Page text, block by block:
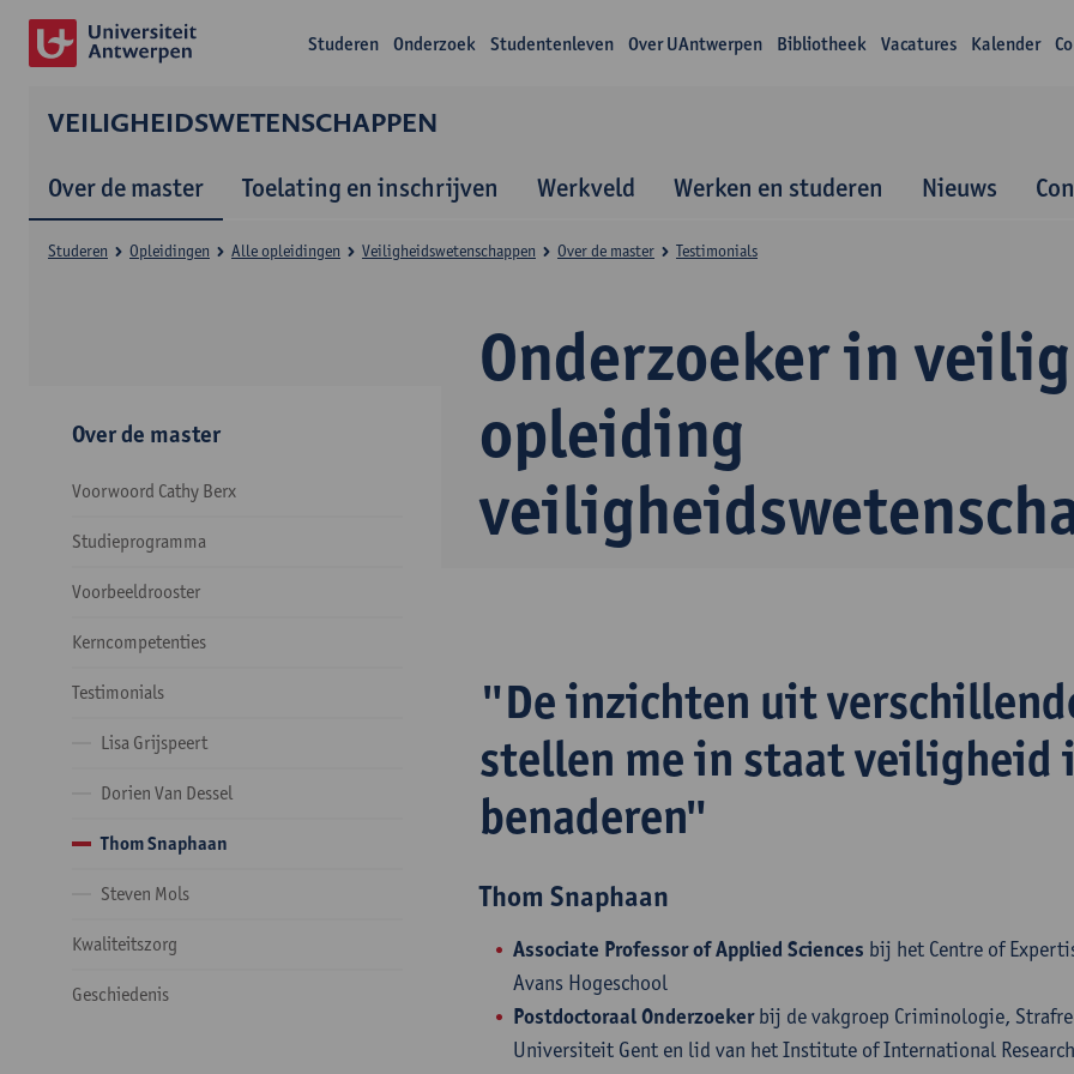
Studeren Onderzoek Studentenleven Over UAntwerpen Bibliotheek Vacatures Kalender
VEILIGHEIDSWETENSCHAPPEN
Over de master Toelating en inschrijven Werkveld Werken en studeren Nieuws
Onderzoeker in
opleiding
Studeren Opleidingen Alle opleidingen Veiligheidswetenschappen Over de master Testimonials
Over de master
Voorwoord Cathy Berx
Studieprogramma
Voorbeeldrooster
Kerncompetenties
Testimonials
Lisa Grijspeert
Dorien Van Dessel
Thom Snaphaan
Steven Mols
Kwaliteitszorg
Geschiedenis
"De inzichten uit
stellen me in staat veiligheid
benaderen"
Thom Snaphaan
Associate Professor of Applied Sciences bij het Centre of
Avans Hogeschool
Postdoctoraal Onderzoekerbij de vakgroep Criminologie,
Universiteit Gent en lid van het Institute of International